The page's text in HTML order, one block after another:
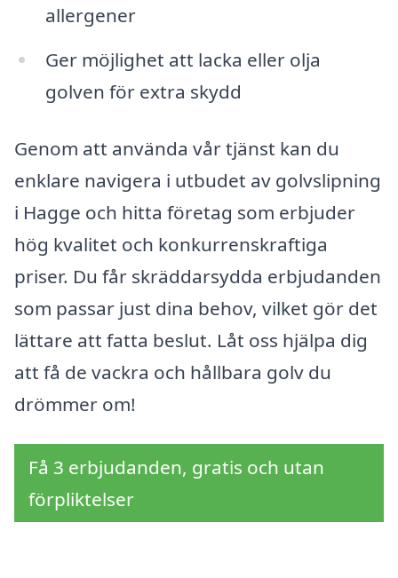
allergener
Ger möjlighet att lacka eller olja
golven för extra skydd
Genom att använda vår tjänst kan du
enklare navigera i utbudet av golvslipning
i Hagge och hitta företag som erbjuder
hög kvalitet och konkurrenskraftiga
priser. Du får skräddarsydda erbjudanden
som passar just dina behov, vilket gör det
lättare att fatta beslut. Låt oss hjälpa dig
att få de vackra och hållbara golv du
drömmer om!
Få 3 erbjudanden, gratis och utan
förpliktelser